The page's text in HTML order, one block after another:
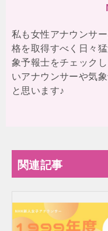
私も女性アナウンサ
格を取得すべく日々
象予報士をチェック
いアナウンサーや気
と思います♪
関連記事